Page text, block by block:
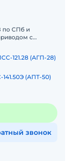
по СПб и
с
121.28 (АГП-28)
(АПТ-50)
звонок